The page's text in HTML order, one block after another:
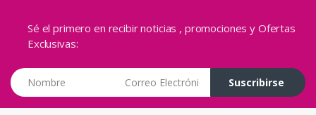
Sé el primero en recibir noticias , promociones y Ofertas
Exclusivas:
Suscribirse